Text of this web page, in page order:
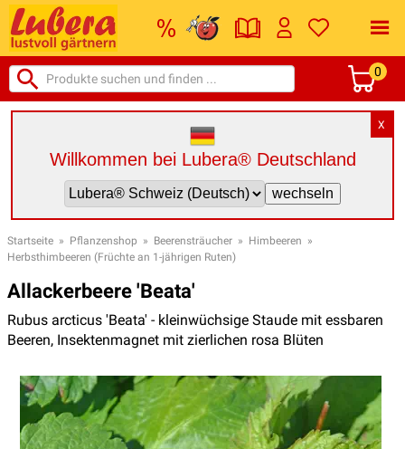
0
X
Willkommen bei Lubera® Deutschland
Startseite » Pflanzenshop » Beerensträucher » Himbeeren »
Herbsthimbeeren (Früchte an 1-jährigen Ruten)
Allackerbeere 'Beata'
Rubus arcticus 'Beata' - kleinwüchsige Staude mit essbaren
Beeren, Insektenmagnet mit zierlichen rosa Blüten